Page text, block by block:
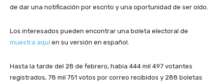
de dar una notificación por escrito y una oportunidad de ser oído.
Los interesados pueden encontrar una boleta electoral de
muestra aquíen su versión en español.
Hasta la tarde del 28 de febrero, había 444 mil 497 votantes
registrados, 78 mil 751 votos por correo recibidos y 288 boletas